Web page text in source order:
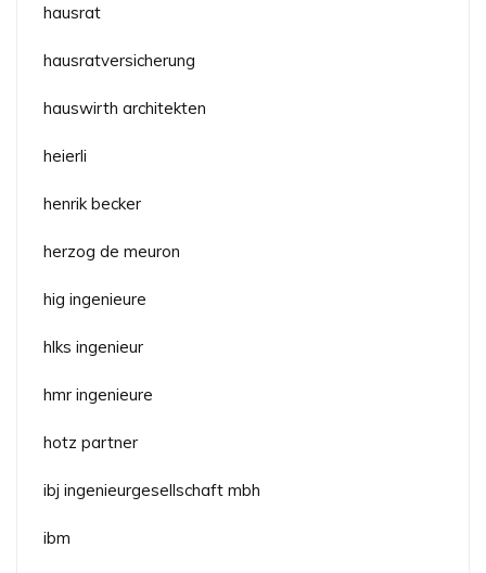
hausrat
hausratversicherung
hauswirth architekten
heierli
henrik becker
herzog de meuron
hig ingenieure
hlks ingenieur
hmr ingenieure
hotz partner
ibj ingenieurgesellschaft mbh
ibm